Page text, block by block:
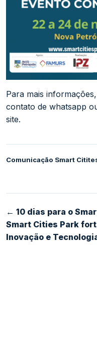
Para mais
contato de whatsapp
site.
Comunicação Smart
← 10 dias para o
Smart Cities Park
Inovação e